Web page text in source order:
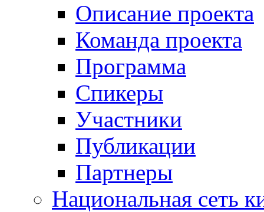
Описание проекта
Команда проекта
Программа
Спикеры
Участники
Публикации
Партнеры
Национальная сеть